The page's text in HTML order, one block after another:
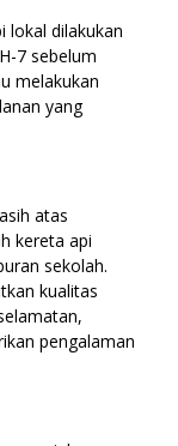
lokal dilakukan
7 sebelum
melakukan
yang
atas
kereta api
sekolah.
kualitas
pengalaman